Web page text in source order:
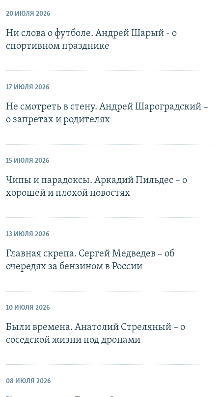
20 ИЮЛЯ 2026
Ни слова о футболе. Андрей Шарый - о
спортивном празднике
17 ИЮЛЯ 2026
Не смотреть в стену. Андрей Шароградский –
о запретах и родителях
15 ИЮЛЯ 2026
Чипы и парадоксы. Аркадий Пильдес – о
хорошей и плохой новостях
13 ИЮЛЯ 2026
Главная скрепа. Сергей Медведев – об
очередях за бензином в России
10 ИЮЛЯ 2026
Были времена. Анатолий Стреляный – о
соседской жизни под дронами
08 ИЮЛЯ 2026